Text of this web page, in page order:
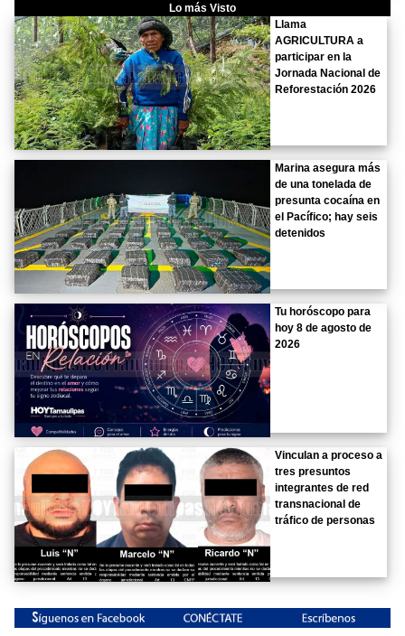
Lo más Visto
Llama
AGRICULTURA a
participar en la
Jornada Nacional de
Reforestación 2026
Marina asegura más
de una tonelada de
presunta cocaína en
el Pacífico; hay seis
detenidos
Tu horóscopo para
hoy 8 de agosto de
2026
Vinculan a proceso a
tres presuntos
integrantes de red
transnacional de
tráfico de personas